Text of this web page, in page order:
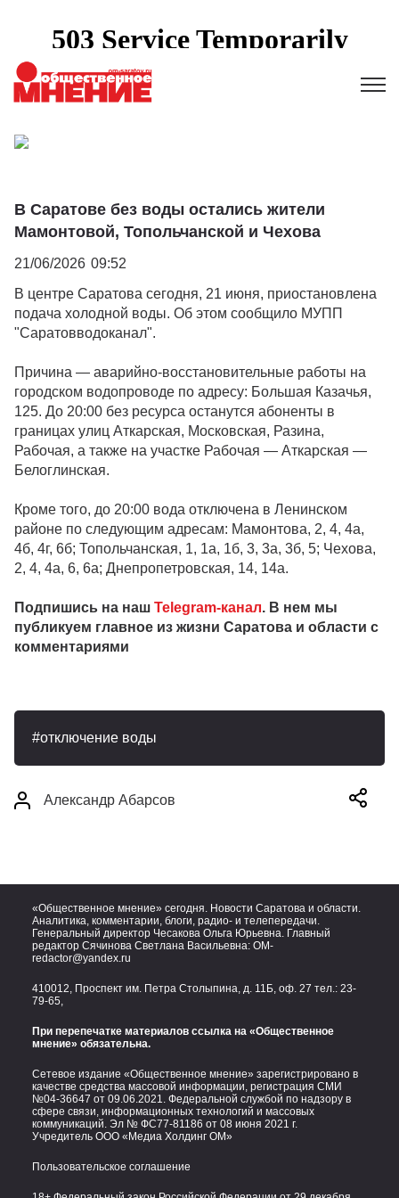
В Саратове без воды остались жители
Мамонтовой, Топольчанской и Чехова
21/06/2026 09:52
В центре Саратова сегодня, 21 июня, приостановлена
подача холодной воды. Об этом сообщило МУПП
"Саратовводоканал".
Причина — аварийно-восстановительные работы на
городском водопроводе по адресу: Большая Казачья,
125. До 20:00 без ресурса останутся абоненты в
границах улиц Аткарская, Московская, Разина,
Рабочая, а также на участке Рабочая — Аткарская —
Белоглинская.
Кроме того, до 20:00 вода отключена в Ленинском
районе по следующим адресам: Мамонтова, 2, 4, 4а,
4б, 4г, 6б; Топольчанская, 1, 1а, 1б, 3, 3а, 3б, 5; Чехова,
2, 4, 4а, 6, 6а; Днепропетровская, 14, 14а.
Подпишись на наш Telegram-канал. В нем мы
публикуем главное из жизни Саратова и области с
комментариями
отключение воды
Александр Абарсов
«Общественное мнение» сегодня. Новости Саратова и области.
Аналитика, комментарии, блоги, радио- и телепередачи.
Генеральный директор Чесакова Ольга Юрьевна. Главный
редактор Сячинова Светлана Васильевна: OM-
redactor@yandex.ru
410012, Проспект им. Петра Столыпина, д. 11Б, оф. 27 тел.: 23-
79-65,
При перепечатке материалов ссылка на «Общественное
мнение» обязательна.
Сетевое издание «Общественное мнение» зарегистрировано в
качестве средства массовой информации, регистрация СМИ
№04-36647 от 09.06.2021. Федеральной службой по надзору в
сфере связи, информационных технологий и массовых
коммуникаций. Эл № ФС77-81186 от 08 июня 2021 г.
Учредитель ООО «Медиа Холдинг ОМ»
Пользовательское соглашение